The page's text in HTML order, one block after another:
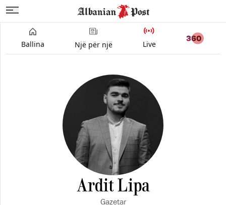
Ballina Një për një Live
Ardit Lipa
Gazetar